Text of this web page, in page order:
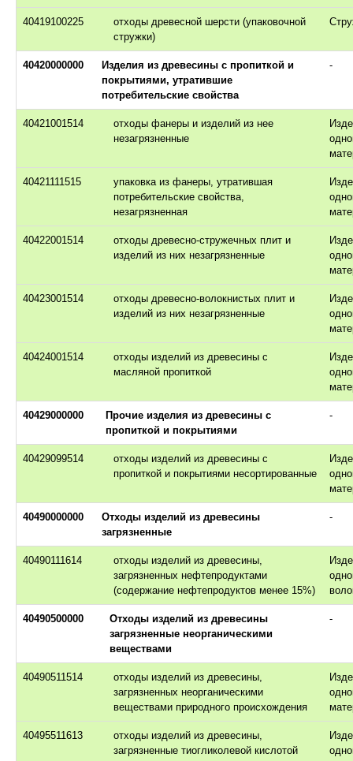
40419100225
отходы древесной шерсти (упаковочной
стружки)
40420000000
Изделия из древесины с пропиткой и
покрытиями, утратившие
потребительские свойства
-
40421001514
отходы фанеры и изделий из нее
незагрязненные
40421111515
упаковка из фанеры, утратившая
потребительские свойства,
незагрязненная
40422001514
отходы древесно-стружечных плит и
изделий из них незагрязненные
40423001514
отходы древесно-волокнистых плит и
изделий из них незагрязненные
40424001514
отходы изделий из древесины с
масляной пропиткой
40429000000
Прочие изделия из древесины с
пропиткой и покрытиями
-
40429099514
отходы изделий из древесины с
пропиткой и покрытиями несортированные
40490000000
Отходы изделий из древесины
загрязненные
-
40490111614
отходы изделий из древесины,
загрязненных нефтепродуктами
(содержание нефтепродуктов менее 15%)
40490500000
Отходы изделий из древесины
загрязненные неорганическими
веществами
-
40490511514
отходы изделий из древесины,
загрязненных неорганическими
веществами природного происхождения
40495511613
отходы изделий из древесины,
загрязненные тиогликолевой кислотой